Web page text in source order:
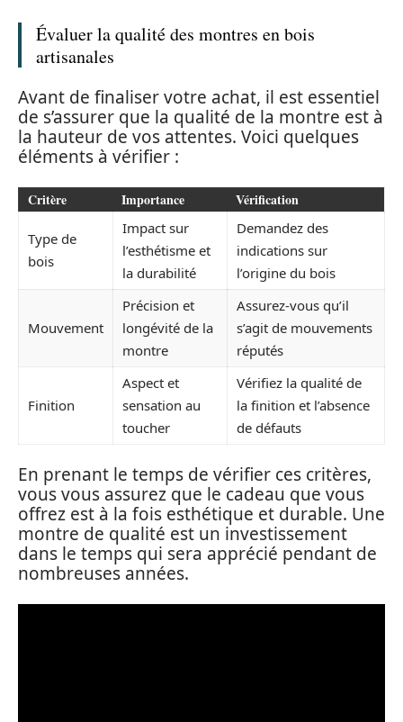
Évaluer la qualité des montres en bois
artisanales
Avant de finaliser votre achat, il est essentiel
de s’assurer que la qualité de la montre est à
la hauteur de vos attentes. Voici quelques
éléments à vérifier :
Critère Importance Vérification
Type de
bois
Impact sur
l’esthétisme et
la durabilité
Demandez des
indications sur
l’origine du bois
Mouvement
Précision et
longévité de la
montre
Assurez-vous qu’il
s’agit de mouvements
réputés
Finition
Aspect et
sensation au
toucher
Vérifiez la qualité de
la finition et l’absence
de défauts
En prenant le temps de vérifier ces critères,
vous vous assurez que le cadeau que vous
offrez est à la fois esthétique et durable. Une
montre de qualité est un investissement
dans le temps qui sera apprécié pendant de
nombreuses années.